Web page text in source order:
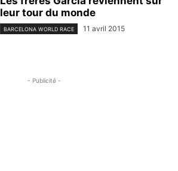
leur tour du monde
BARCELONA WORLD RACE 11 avril 2015
- Publicité -